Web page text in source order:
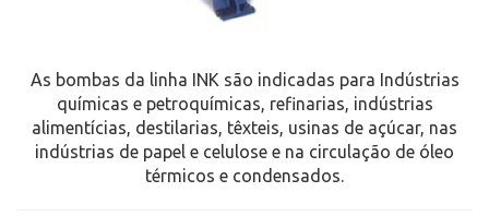
As bombas da linha INK são indicadas para Indústrias
químicas e petroquímicas, refinarias, indústrias
alimentícias, destilarias, têxteis, usinas de açúcar, nas
indústrias de papel e celulose e na circulação de óleo
térmicos e condensados.